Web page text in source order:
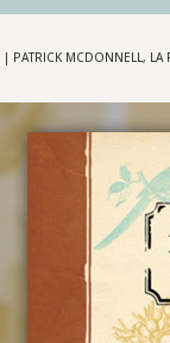
| PATRICK MCDONNELL, LA